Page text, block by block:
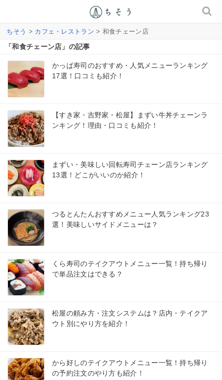
ちそう > カフェ・レストラン > 和食チェーン店
「和食チェーン店」の記事
かっぱ寿司のおすすめ・人気メニューランキング
17選！口コミも紹介！
【すき家・吉野家・松屋】まずい牛丼チェーンラ
ンキング！理由・口コミも紹介！
まずい・美味しい回転寿司チェーン店ランキング
13選！どこがいいのか紹介！
つるとんたんおすすめメニュー人気ランキング23
選！美味しいサイドメニューは？
くら寿司のテイクアウトメニュー一覧！持ち帰り
で単品注文はできる？
松屋の頼み方・注文システムは？店内・テイクア
ウト別にやり方を紹介！
から好しのテイクアウトメニュー一覧！持ち帰り
の予約注文のやり方も紹介！